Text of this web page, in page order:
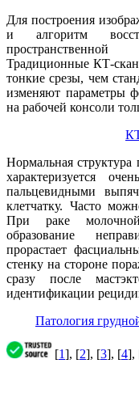
Для построения
и алгоритм
Традиционные КТ-
тонкие срезы, чем
изменяют параметры
на рабочей консоли
Нормальная
характеризуется
пальцевидными
клетчатку. Часто
При раке
образование
прорастает
стенку на стороне
сразу после
идентификации
Патология
[1], [2], [3], [4],